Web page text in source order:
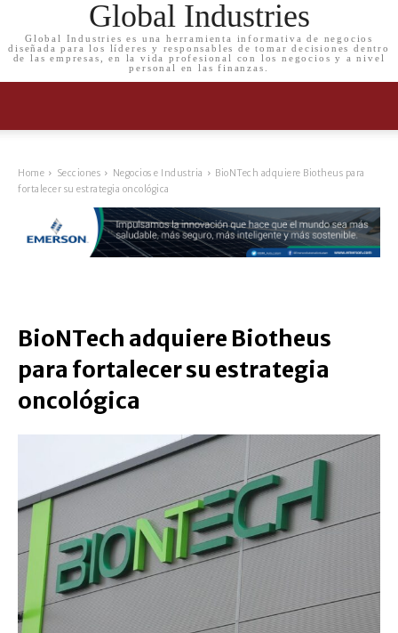
Global Industries
Global Industries es una herramienta informativa de negocios
diseñada para los líderes y responsables de tomar decisiones dentro
de las empresas, en la vida profesional con los negocios y a nivel
personal en las finanzas.
Home Secciones Negocios e Industria
BioNTech adquiere Biotheus para
fortalecer su estrategia oncológica
BioNTech adquiere Biotheus
para fortalecer su estrategia
oncológica